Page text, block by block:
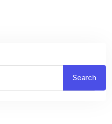
Search